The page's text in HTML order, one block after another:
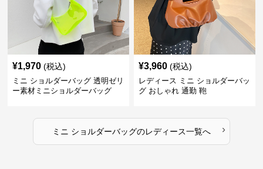
¥1,970 (税込)
ミニ ショルダーバッグ 透明ゼリ
ー素材ミニショルダーバッグ
¥3,960 (税込)
レディース ミニ ショルダーバッ
グ おしゃれ 通勤 鞄
ミニ ショルダーバッグのレディース一覧へ ›